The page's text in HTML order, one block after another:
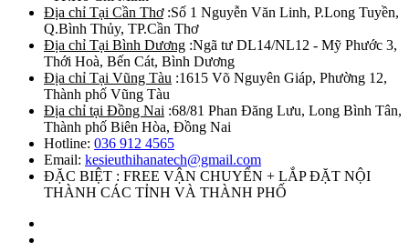
Địa chỉ Tại Cần Thơ:Số 1 Nguyễn Văn Linh, P.Long Tuyền,
Q.Bình Thủy, TP.Cần Thơ
Địa chỉ Tại Bình Dương :Ngã tư DL14/NL12 - Mỹ Phước 3,
Thới Hoà, Bến Cát, Bình Dương
Địa chỉ Tại Vũng Tàu :1615 Võ Nguyên Giáp, Phường 12,
Thành phố Vũng Tàu
Địa chỉ tại Đồng Nai :68/81 Phan Đăng Lưu, Long Bình Tân,
Thành phố Biên Hòa, Đồng Nai
Hotline: 036 912 4565
Email: kesieuthihanatech@gmail.com
ĐẶC BIỆT : FREE VẬN CHUYỂN + LẮP ĐẶT NỘI
THÀNH CÁC TỈNH VÀ THÀNH PHỐ